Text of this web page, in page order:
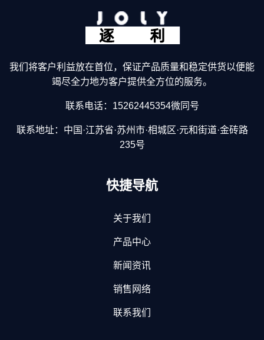
我们将客户利益放在首位，保证产品质量和稳定供货以便能
竭尽全力地为客户提供全方位的服务。
联系电话：15262445354微同号
联系地址：中国·江苏省·苏州市·相城区·元和街道·金砖路
235号
快捷导航
关于我们
产品中心
新闻资讯
销售网络
联系我们